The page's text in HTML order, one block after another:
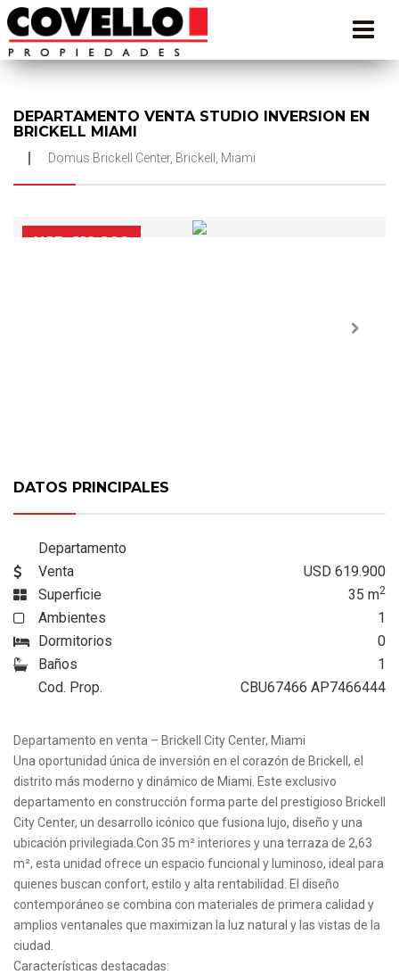
DEPARTAMENTO VENTA STUDIO INVERSION EN
BRICKELL MIAMI
Domus Brickell Center, Brickell, Miami
USD 619.900
DATOS PRINCIPALES
Departamento
Venta
USD 619.900
Superficie
35 m2
Ambientes
1
Dormitorios
0
Baños
1
Cod. Prop.
CBU67466 AP7466444
Departamento en venta – Brickell City Center, Miami
Una oportunidad única de inversión en el corazón de Brickell, el
distrito más moderno y dinámico de Miami. Este exclusivo
departamento en construcción forma parte del prestigioso Brickell
City Center, un desarrollo icónico que fusiona lujo, diseño y una
ubicación privilegiada.Con 35 m² interiores y una terraza de 2,63
m², esta unidad ofrece un espacio funcional y luminoso, ideal para
quienes buscan confort, estilo y alta rentabilidad. El diseño
contemporáneo se combina con materiales de primera calidad y
amplios ventanales que maximizan la luz natural y las vistas de la
ciudad.
Características destacadas: